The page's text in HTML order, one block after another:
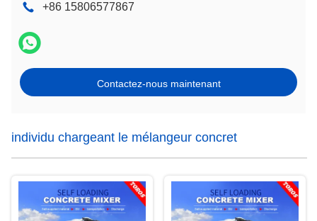
+86 15806577867
Contactez-nous maintenant
individu chargeant le mélangeur concret